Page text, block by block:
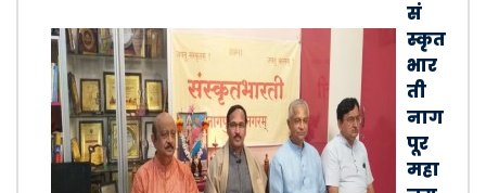
सं
स्कृत
भार
ती
नाग
पूर
महा